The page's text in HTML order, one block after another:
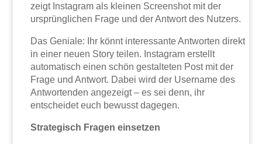
zeigt Instagram als kleinen Screenshot mit der
ursprünglichen Frage und der Antwort des Nutzers.
Das Geniale: Ihr könnt interessante Antworten direkt
in einer neuen Story teilen. Instagram erstellt
automatisch einen schön gestalteten Post mit der
Frage und Antwort. Dabei wird der Username des
Antwortenden angezeigt – es sei denn, ihr
entscheidet euch bewusst dagegen.
Strategisch Fragen einsetzen